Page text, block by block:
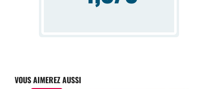
VOUS AIMEREZ AUSSI